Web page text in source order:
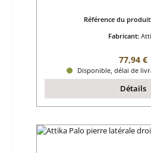
Référence du
Fabricant:
Prix
77,94 €
Disponible, délai de
Détails